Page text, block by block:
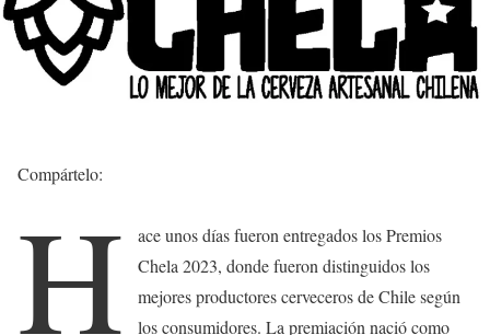
Compártelo:
H
ace unos días fueron entregados los Premios
Chela 2023, donde fueron distinguidos los
mejores productores cerveceros de Chile según
los consumidores. La premiación nació como